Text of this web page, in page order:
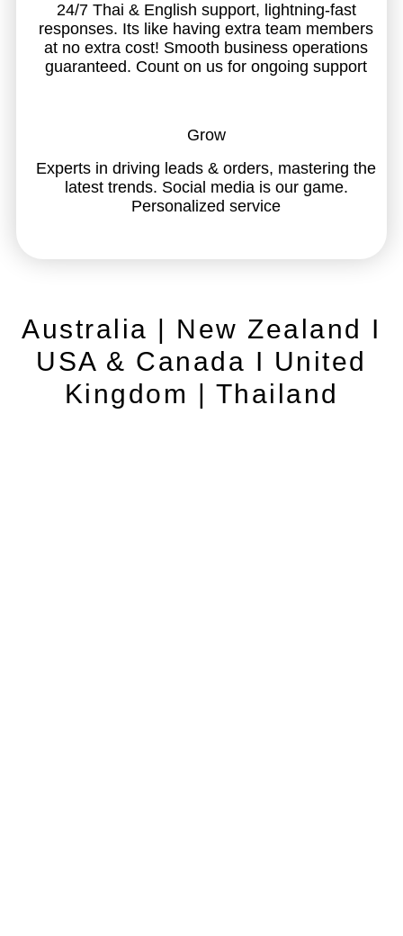
24/7 Thai & English support, lightning-fast
responses. Its like having extra team members
at no extra cost! Smooth business operations
guaranteed. Count on us for ongoing support
Grow
Experts in driving leads & orders, mastering the
latest trends. Social media is our game.
Personalized service
Australia | New Zealand I
USA & Canada I United
Kingdom | Thailand